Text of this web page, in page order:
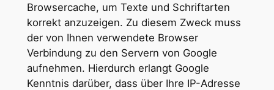
Browsercache, um Texte und Schriftarten
korrekt anzuzeigen. Zu diesem Zweck muss
der von Ihnen verwendete Browser
Verbindung zu den Servern von Google
aufnehmen. Hierdurch erlangt Google
Kenntnis darüber, dass über Ihre IP-Adresse